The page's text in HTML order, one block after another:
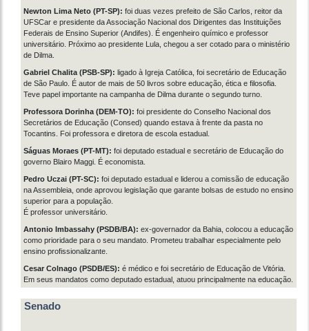
Newton Lima Neto (PT-SP): foi duas vezes prefeito de São Carlos, reitor da
UFSCar e presidente da Associação Nacional dos Dirigentes das Instituições
Federais de Ensino Superior (Andifes). É engenheiro químico e professor
universitário. Próximo ao presidente Lula, chegou a ser cotado para o ministério
de Dilma.
Gabriel Chalita (PSB-SP): ligado à Igreja Católica, foi secretário de Educação
de São Paulo. É autor de mais de 50 livros sobre educação, ética e filosofia.
Teve papel importante na campanha de Dilma durante o segundo turno.
Professora Dorinha (DEM-TO): foi presidente do Conselho Nacional dos
Secretários de Educação (Consed) quando estava à frente da pasta no
Tocantins. Foi professora e diretora de escola estadual.
Ságuas Moraes (PT-MT): foi deputado estadual e secretário de Educação do
governo Blairo Maggi. É economista.
Pedro Uczai (PT-SC): foi deputado estadual e liderou a comissão de educação
na Assembleia, onde aprovou legislação que garante bolsas de estudo no ensino
superior para a população.
É professor universitário.
Antonio Imbassahy (PSDB/BA): ex-governador da Bahia, colocou a educação
como prioridade para o seu mandato. Prometeu trabalhar especialmente pelo
ensino profissionalizante.
Cesar Colnago (PSDB/ES): é médico e foi secretário de Educação de Vitória.
Em seus mandatos como deputado estadual, atuou principalmente na educação.
Senado